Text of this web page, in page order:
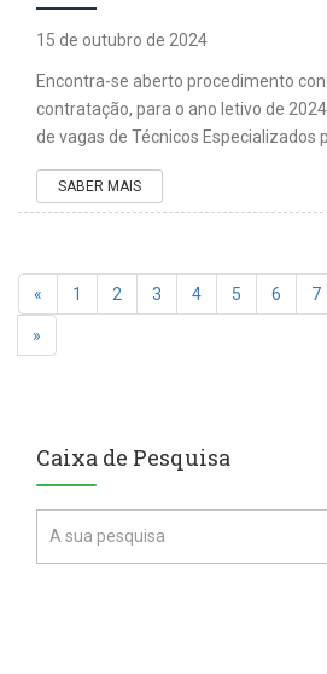
15 de outubro de 2024
Encontra-se aberto procedimento
contratação, para o ano letivo de
de vagas de Técnicos Especializados
SABER MAIS
« 1 2 3 4 5 6 7
»
Caixa de Pesquisa